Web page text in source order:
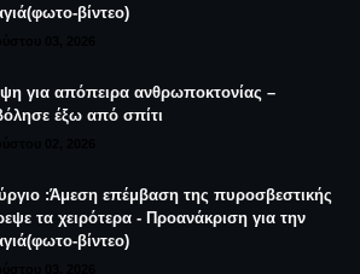
βίντεο)
για απόπειρα ανθρωποκτονίας –
έξω από σπίτι
:Άμεση επέμβαση της πυροσβεστικής
τα χειρότερα - Προανάκριση για την
βίντεο)